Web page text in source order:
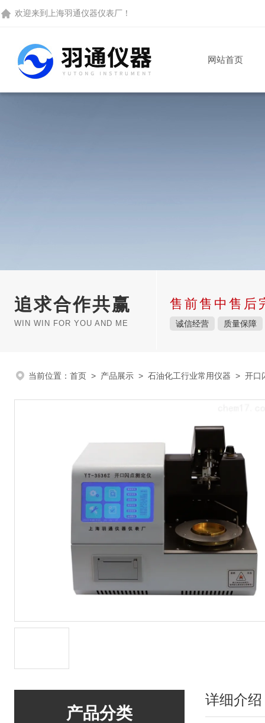
欢迎来到 上海羽通仪器仪表厂 ！
网站首页
追求合作共赢
WIN WIN FOR YOU AND ME
售前售中售后
诚信经营 质量保障
当前位置： 首页 > 产品展示 > 石油化工行业常用仪器 > 开口
产品分类
详细介绍